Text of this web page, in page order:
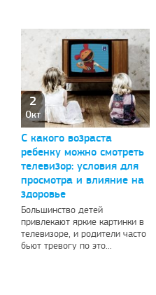
2
Окт
С какого возраста
ребенку можно смотреть
телевизор: условия для
просмотра и влияние на
здоровье
Большинство детей
привлекают яркие картинки в
телевизоре, и родители часто
бьют тревогу по это...